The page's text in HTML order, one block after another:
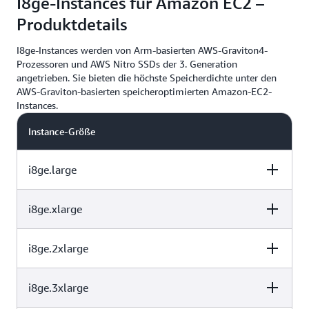
96
1 536
12 x 3 750 GB =
45 000 GB
Produktdetails
I8ge-Instances werden von Arm-basierten AWS-Graviton4-
Prozessoren und AWS Nitro SSDs der 3. Generation
angetrieben. Sie bieten die höchste Speicherdichte unter den
AWS-Graviton-basierten speicheroptimierten Amazon-EC2-
Instances.
Instance-Größe
i8ge.large
vCPU
Instance-
2
1 x 1,250 GB =
1250 GB
i8ge.xlarge
vCPU
Instance-
i8ge.2xlarge
vCPU
Instance-
i8ge.3xlarge